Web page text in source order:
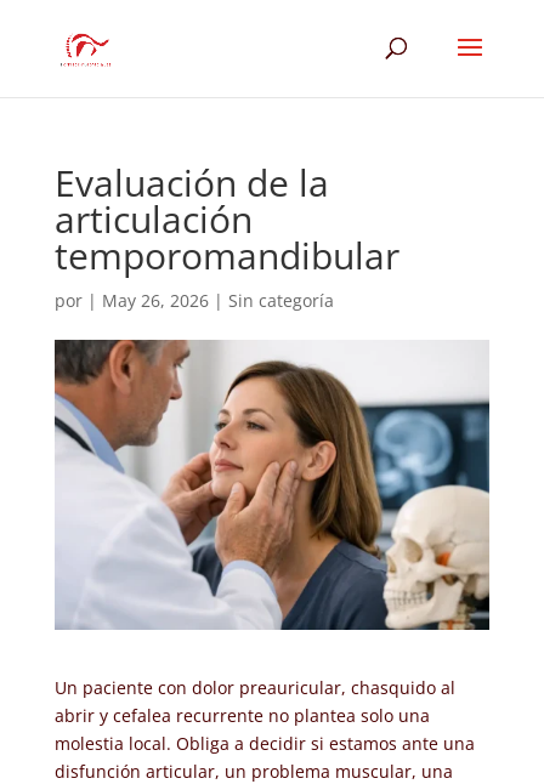
Evaluación de la
articulación
temporomandibular
por | May 26, 2026| Sin categoría
Un paciente con dolor preauricular, chasquido al
abrir y cefalea recurrente no plantea solo una
molestia local. Obliga a decidir si estamos ante una
disfunción articular, un problema muscular, una